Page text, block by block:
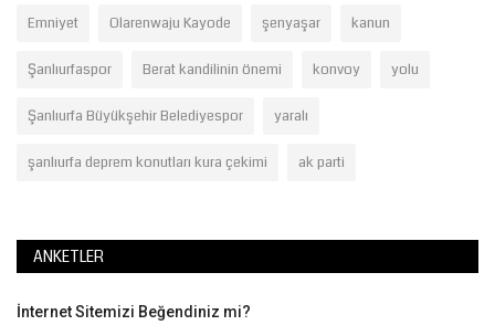
Emniyet Olarenwaju Kayode şenyaşar kanun
Şanlıurfaspor Berat kandilinin önemi konvoy yolu
Şanlıurfa Büyükşehir Belediyespor yaralı
şanlıurfa deprem konutları kura çekimi ak parti
ANKETLER
İnternet Sitemizi Beğendiniz mi?